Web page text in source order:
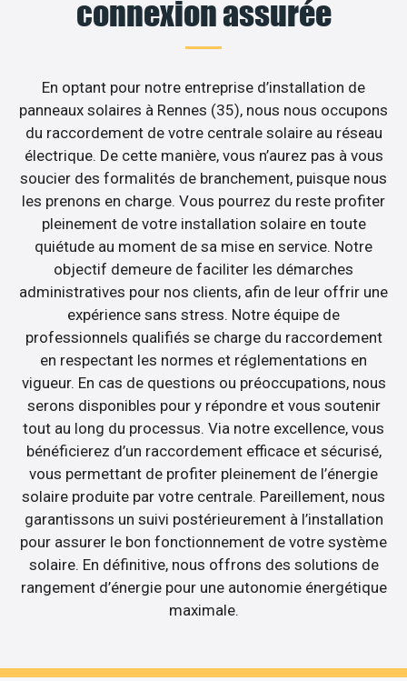
connexion assurée
En optant pour notre entreprise d’installation de
panneaux solaires à Rennes (35), nous nous occupons
du raccordement de votre centrale solaire au réseau
électrique. De cette manière, vous n’aurez pas à vous
soucier des formalités de branchement, puisque nous
les prenons en charge. Vous pourrez du reste profiter
pleinement de votre installation solaire en toute
quiétude au moment de sa mise en service. Notre
objectif demeure de faciliter les démarches
administratives pour nos clients, afin de leur offrir une
expérience sans stress. Notre équipe de
professionnels qualifiés se charge du raccordement
en respectant les normes et réglementations en
vigueur. En cas de questions ou préoccupations, nous
serons disponibles pour y répondre et vous soutenir
tout au long du processus. Via notre excellence, vous
bénéficierez d’un raccordement efficace et sécurisé,
vous permettant de profiter pleinement de l’énergie
solaire produite par votre centrale. Pareillement, nous
garantissons un suivi postérieurement à l’installation
pour assurer le bon fonctionnement de votre système
solaire. En définitive, nous offrons des solutions de
rangement d’énergie pour une autonomie énergétique
maximale.